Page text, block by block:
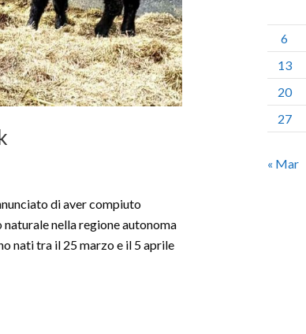
di aver compiuto
nella regione autonoma
nati tra il 25 marzo e il 5 aprile
6
13
20
27
« Mar